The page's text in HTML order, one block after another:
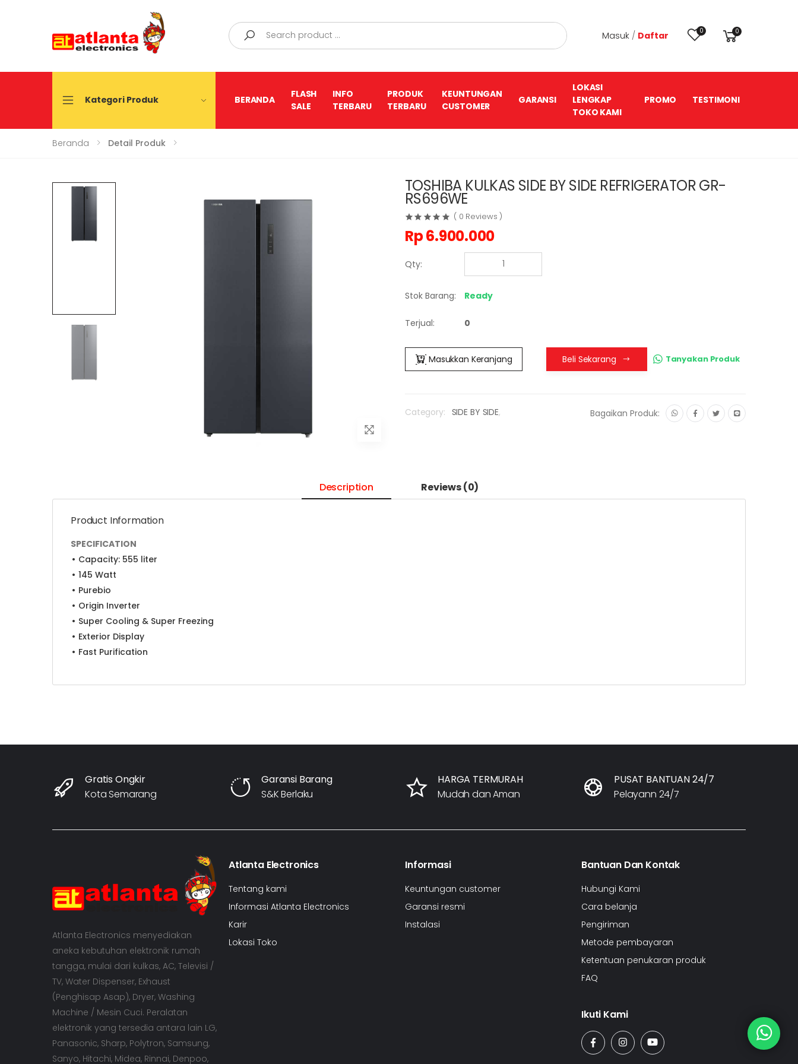
Search
Masuk / Daftar 0 0
Kategori Produk BERANDA
FLASH
SALE
INFO
TERBARU
PRODUK
TERBARU
KEUNTUNGAN
CUSTOMER
GARANSI
LOKASI
LENGKAP
TOKO KAMI
PROMO TESTIMONI
Beranda Detail Produk
TOSHIBA KULKAS SIDE BY SIDE REFRIGERATOR GR-
RS696WE
( 0 Reviews )
Rp6.900.000
Qty:
Stok Barang: Ready
Terjual: 0
Masukkan Keranjang Beli Sekarang Tanyakan Produk
Category: SIDE BY SIDE, Bagaikan Produk:
Description Reviews (0)
Product Information
SPECIFICATION
Capacity: 555 liter
145 Watt
Purebio
Origin Inverter
Super Cooling & Super Freezing
Exterior Display
Fast Purification
Gratis Ongkir
Kota Semarang
Garansi Barang
S&K Berlaku
HARGA TERMURAH
Mudah dan Aman
PUSAT BANTUAN 24/7
Pelayann 24/7
Atlanta Electronics menyediakan
aneka kebutuhan elektronik rumah
tangga, mulai dari kulkas, AC, Televisi /
TV, Water Dispenser, Exhaust
(Penghisap Asap), Dryer, Washing
Machine / Mesin Cuci. Peralatan
elektronik yang tersedia antara lain LG,
Panasonic, Sharp, Polytron, Samsung,
Sanyo, Hitachi, Midea, Rinnai, Denpoo,
Atlanta Electronics
Tentang kami
Informasi Atlanta Electronics
Karir
Lokasi Toko
Informasi
Keuntungan customer
Garansi resmi
Instalasi
Bantuan Dan Kontak
Hubungi Kami
Cara belanja
Pengiriman
Metode pembayaran
Ketentuan penukaran produk
FAQ
Ikuti Kami